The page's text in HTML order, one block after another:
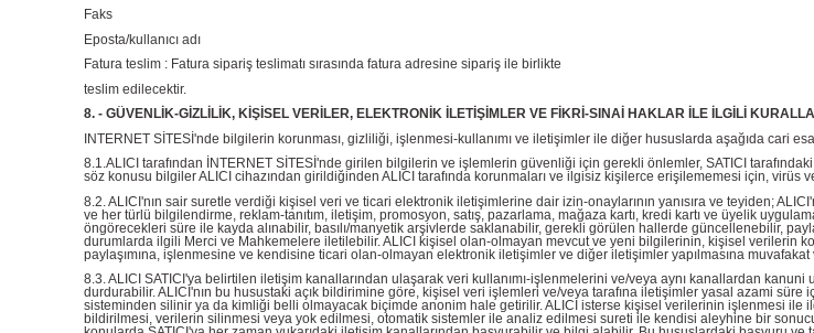
Faks
Eposta/kullanıcı adı
Fatura teslim : Fatura sipariş teslimatı sırasında fatura adresine sipariş ile birlikte
teslim edilecektir.
8. - GÜVENLİK-GİZLİLİK, KİŞİSEL VERİLER, ELEKTRONİK İLETİŞİMLER VE FİKRİ-SINAİ HAKLAR İLE İLGİLİ
INTERNET SİTESİ'nde bilgilerin korunması, gizliliği, işlenmesi-kullanımı ve iletişimler ile diğer hususlarda aşağıda cari
8.1.ALICI tarafından İNTERNET SİTESİ'nde girilen bilgilerin ve işlemlerin güvenliği için gerekli önlemler, SATICI
söz konusu bilgiler ALICI cihazından girildiğinden ALICI tarafında korunmaları ve ilgisiz kişilerce erişilememesi için,
8.2. ALICI'nın sair suretle verdiği kişisel veri ve ticari elektronik iletişimlerine dair izin-onaylarının yanısıra ve teyiden;
ve her türlü bilgilendirme, reklam-tanıtım, iletişim, promosyon, satış, pazarlama, mağaza kartı, kredi kartı ve üyelik
öngörecekleri süre ile kayda alınabilir, basılı/manyetik arşivlerde saklanabilir, gerekli görülen hallerde güncellenebilir,
durumlarda ilgili Merci ve Mahkemelere iletilebilir. ALICI kişisel olan-olmayan mevcut ve yeni bilgilerinin, kişisel verilerin
paylaşımına, işlenmesine ve kendisine ticari olan-olmayan elektronik iletişimler ve diğer iletişimler yapılmasına muvafakat
8.3. ALICI SATICI'ya belirtilen iletişim kanallarından ulaşarak veri kullanımı-işlenmelerini ve/veya aynı kanallardan
durdurabilir. ALICI'nın bu husustaki açık bildirimine göre, kişisel veri işlemleri ve/veya tarafına iletişimler yasal azami
sisteminden silinir ya da kimliği belli olmayacak biçimde anonim hale getirilir. ALICI isterse kişisel verilerinin işlenmesi ile
bildirilmesi, verilerin silinmesi veya yok edilmesi, otomatik sistemler ile analiz edilmesi sureti ile kendisi aleyhine bir